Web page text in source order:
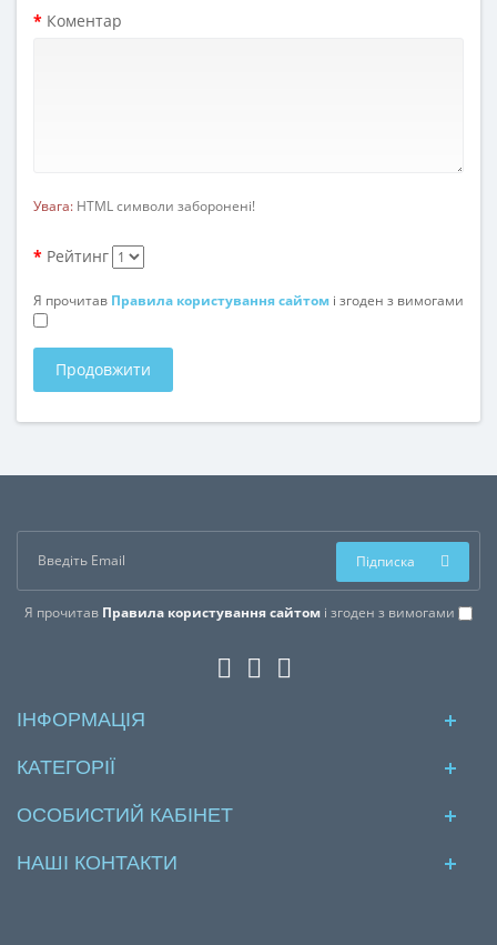
Коментар
Увага: HTML символи заборонені!
Рейтинг
Я прочитав Правила користування сайтом і згоден з вимогами
Продовжити
Я прочитав Правила користування сайтом і згоден з вимогами
Підписка
ІНФОРМАЦІЯ
КАТЕГОРІЇ
ОСОБИСТИЙ КАБІНЕТ
НАШІ КОНТАКТИ